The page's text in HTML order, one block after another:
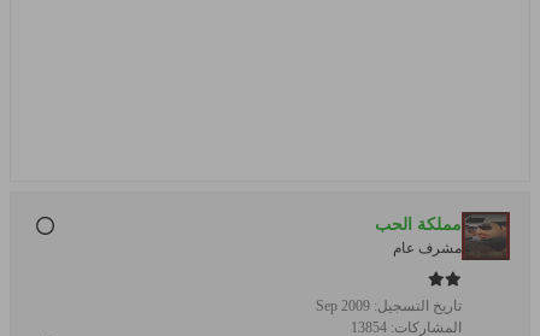
مملكة الحب
مشرف عام
تاريخ التسجيل: Sep 2009
المشاركات: 13854